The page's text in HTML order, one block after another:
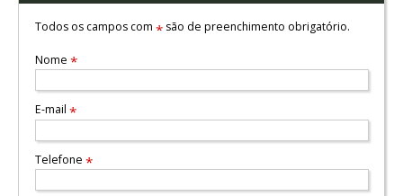
Todos os campos com *são de preenchimento obrigatório.
Nome *
E-mail *
Telefone *